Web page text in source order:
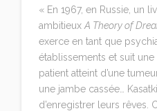
« En 1967, en Russie, un
ambitieuxA Theory of
exerce en tant que
établissements et suit
patient atteint d’une
une jambe cassée…
d’enregistrer leurs rêves.